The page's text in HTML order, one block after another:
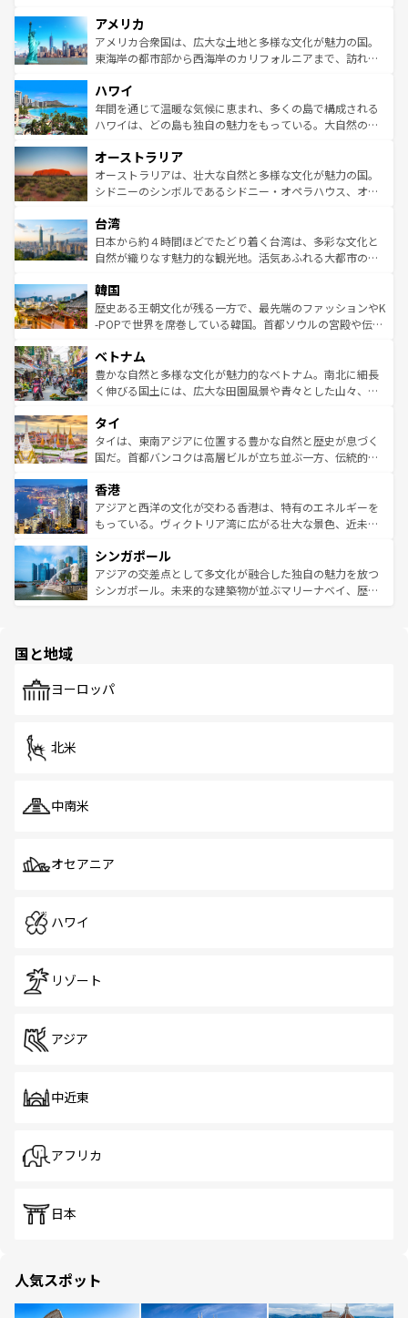
ンツ一覧を参照してほしい。
の建物がそのまま残る町や、スイスならではのユニークな
博物館もあり、アルプス観光だけでなく町歩きも満喫する
ことができる。国民の所得が高いため物価も高いが、旅行
ば市内交通費無料で観光を楽しむこともできる。 なお、新
着のスイス情報はコンテンツ一覧 を参照してほしい。
アメリカ
アメリカ合衆国は、広大な土地と多様な文化が魅力の国。
東海岸の都市部から西海岸のカリフォルニアまで、訪れる
のような巨大都市は、観光、ショッピング、エンターテイ
ンメントが詰まった刺激的なスポットだ。一方、アメリカ
西部には大自然が広がり、グランドキャニオンやイエロー
部のニューオーリンズでは、音楽と美食が融合した独特の
文化が魅力。旅行者はアメリカの各地域で異なる魅力を楽
しみながら、その多様性と豊かな歴史を感じることができ
ならではの贅沢な旅のスタイルだ。 なお、新着のアメリカ
情報はコンテンツ一覧を参照してほしい。
ハワイ
年間を通じて温暖な気候に恵まれ、多くの島で構成される
ハワイは、どの島も独自の魅力をもっている。大自然の神
ワイ島は見逃せない。また、定番の観光地といえばオアフ
島だが、静かな自然を求めるならマウイ島やカウアイ島が
おすすめ。エメラルドグリーンに輝く海をはじめ、豊かな
れるおもてなしの心で訪れる人々を迎えてくれるハワイの
人々、おいしいローカルフードやハワイアンミュージッ
ク、伝統的なフラダンスなど、すべてがハワイの魅力を彩
ワイを、存分に味わってほしい。 なお、新着のハワイ情報
はコンテンツ一覧を参照してほしい。
オーストラリア
オーストラリアは、壮大な自然と多様な文化が魅力の国。
シドニーのシンボルであるシドニー・オペラハウス、オー
リアリーフや大陸中央部にそびえるウルル（エアーズロッ
ク）、タスマニアの美しい原生林やケアンズの熱帯雨林な
ど、見どころがたくさん。また、カフェやワイン、オージ
いる。アクティビティも充実しており、サーフィンやダイ
ビング、ハイキングなど、アウトドア好きにはたまらな
い。オーストラリアの多彩な魅力を存分に味わいつくそ
参照してほしい。
台湾
日本から約４時間ほどでたどり着く台湾は、多彩な文化と
自然が織りなす魅力的な観光地。活気あふれる大都市の台
ン）、静ひつな山岳地帯である台湾東部など、都市の喧騒
と山間の静けさが共存しており、訪れる人に新しい発見と
驚きをもたらしてくれる。また、奥深い台湾の食文化も魅
容にもいいと評判のスイーツなど、バラエティ豊かな料理
が味わえる。 なお、新着の台湾情報は コンテンツ一覧を参
照してほしい。
韓国
歴史ある王朝文化が残る一方で、最先端のファッションやK
-POPで世界を席巻している韓国。首都ソウルの宮殿や伝統
き、地方に足を延ばせば四季折々の自然美を楽しむことが
できる。そして、キムチや焼肉、絶品のストリートフード
まで、さまざまな韓国料理が待っている。夜には、韓国な
リティに包まれながら、韓国の多彩な魅力を心ゆくまで味
わってみてほしい。 なお、新着の韓国情報はコンテンツ一
覧を参照してほしい。
ベトナム
豊かな自然と多様な文化が魅力的なベトナム。南北に細長
く伸びる国土には、広大な田園風景や青々とした山々、世
急速な発展と共に伝統が息づく。ハノイの古い町並みやホ
ーチミン市のフランス統治時代の建物も、独特の雰囲気を
醸し出している。また、バラエティの豊かさとおいしさで
とつ。フォーやバインミー、ベトナムコーヒーなどは、ぜ
ひ現地で味わいたい。どの地域を訪れてもあたたかい人々
が旅行者を迎えてくれるので、きっと忘れられない旅にな
参照してほしい。
タイ
タイは、東南アジアに位置する豊かな自然と歴史が息づく
国だ。首都バンコクは高層ビルが立ち並ぶ一方、伝統的な
の活気が交差している。北部ではチェンマイなどの山岳地
帯で自然と触れ合い、南部ではプーケットやクラビの美し
いビーチでリゾート気分を楽しむことができる。タイ料理
激する。気候は一年中温暖で、どの季節にも異なる楽しみ
が待っている。親しみやすいタイの人々、仏教を中心とし
た文化、そして多様な観光資源が、訪れる旅人を魅了し続
香港
アジアと西洋の文化が交わる香港は、特有のエネルギーを
もっている。ヴィクトリア湾に広がる壮大な景色、近未来
み、どこを訪れても感動するはず。観光スポットが密集し
ており、効率よく見どころを回れるのも魅力。息をのむよ
うな絶景から文化的な体験まで、香港を存分に楽しみ尽く
シンガポール
アジアの交差点として多文化が融合した独自の魅力を放つ
シンガポール。未来的な建築物が並ぶマリーナベイ、歴史
で、ホーカーズは地元の風情を楽しめる外せないスポット
国と地域
ヨーロッパ
北米
中南米
オセアニア
ハワイ
リゾート
アジア
中近東
アフリカ
日本
人気スポット